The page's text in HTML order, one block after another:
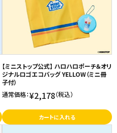
【ミニストップ公式】 ハロハロポーチ＆オリ
ジナルロゴエコバッグ YELLOW（ミニ冊
子付）
通常価格：¥2,178（税込）
カートに入れる